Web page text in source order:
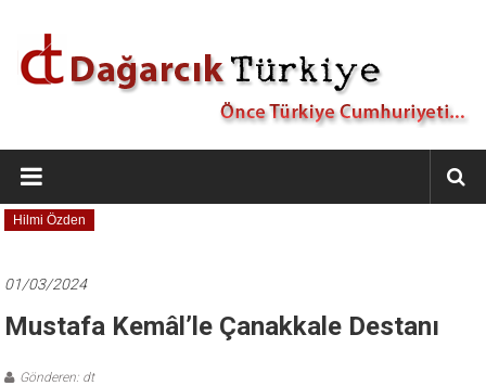
Dağarcık
Türkiye
Önce
Cumhuriyeti…
Hilmi Özden
01/03/2024
Mustafa Kemâl’le Çanakkale Destanı
Gönderen: dt